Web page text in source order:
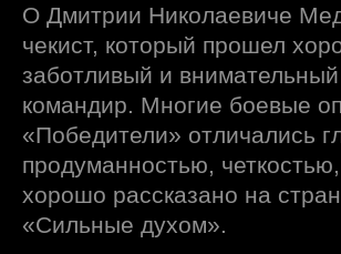
О Дмитрии Николаевиче
чекист, который прошел
заботливый и
командир. Многие боевые
«Победители» отличались
продуманностью,
хорошо рассказано на
«Сильные духом».